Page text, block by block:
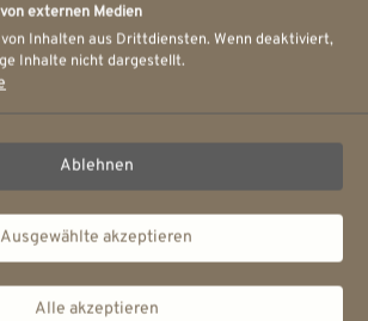
externen Medien
Inhalten aus Drittdiensten. Wenn deaktiviert,
Inhalte nicht dargestellt.
Ablehnen
Ausgewählte akzeptieren
Alle akzeptieren